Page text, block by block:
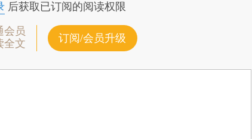
后获取已订阅的阅读权限
会员
全文
订阅/会员升级